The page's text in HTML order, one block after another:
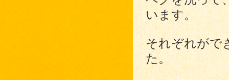
います。
それぞれがで
た。